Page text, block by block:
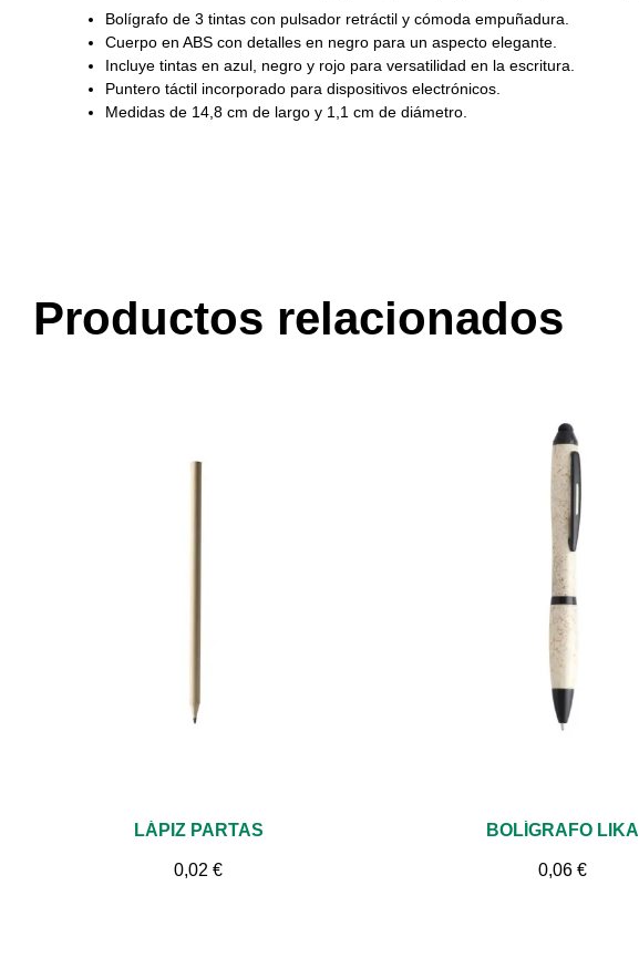
Bolígrafo de 3 tintas con pulsador retráctil y cómoda empuñadura.
Cuerpo en ABS con detalles en negro para un aspecto elegante.
Incluye tintas en azul, negro y rojo para versatilidad en la escritura.
Puntero táctil incorporado para dispositivos electrónicos.
Medidas de 14,8 cm de largo y 1,1 cm de diámetro.
Productos relacionados
Vista rápida
LÁPIZ PARTAS
0,02 €
Vista rápida
BOLÍGRAFO LIKA
0,06 €